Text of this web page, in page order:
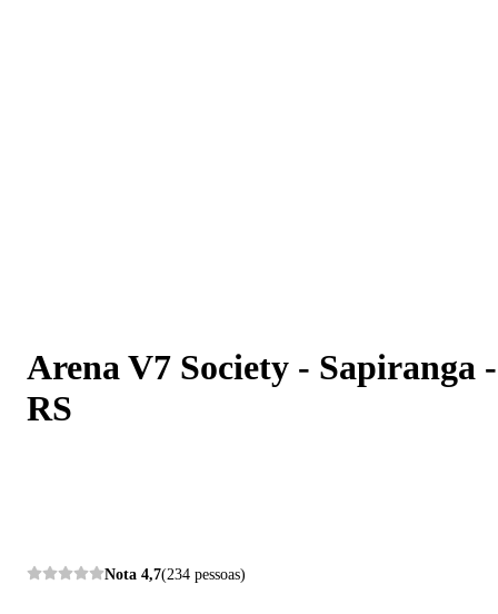
Arena V7 Society - Sapiranga -
RS
Nota 4,7(234 pessoas)